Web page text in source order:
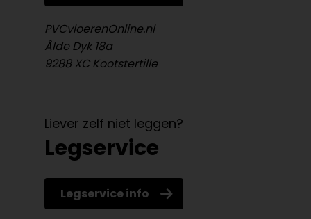
PVCvloerenOnline.nl
Âlde Dyk 18a
9288 XC Kootstertille
Liever zelf niet leggen?
Legservice
Legservice info